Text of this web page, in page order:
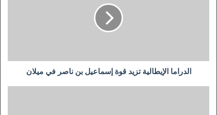
ميلان
الدراما الإيطالية تزيد قوة إسماعيل بن ناصر في ميلان